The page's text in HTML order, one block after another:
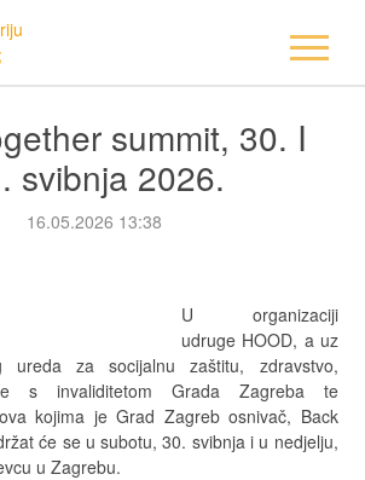
summit, 30. I
svibnja 2026.
16.05.2026 13:38
U organizaciji
udruge HOOD, a uz
ureda za socijalnu zaštitu, zdravstvo,
s invaliditetom Grada Zagreba te
kojima je Grad Zagreb osnivač, Back
će se u subotu, 30. svibnja i u nedjelju,
u Zagrebu.